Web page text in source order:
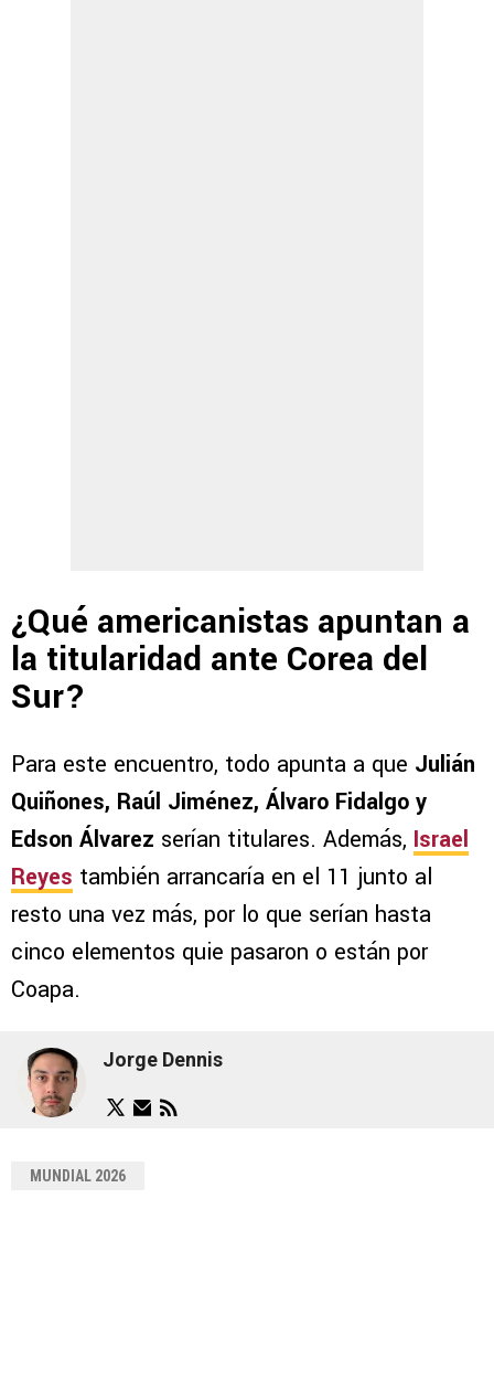
¿Qué americanistas apuntan a
la titularidad ante Corea del
Sur?
Para este encuentro, todo apunta a que Julián
Quiñones, Raúl Jiménez, Álvaro Fidalgo y
Edson Álvarez serían titulares. Además, Israel
Reyes también arrancaría en el 11 junto al
resto una vez más, por lo que serían hasta
cinco elementos quie pasaron o están por
Coapa.
Jorge Dennis
MUNDIAL 2026